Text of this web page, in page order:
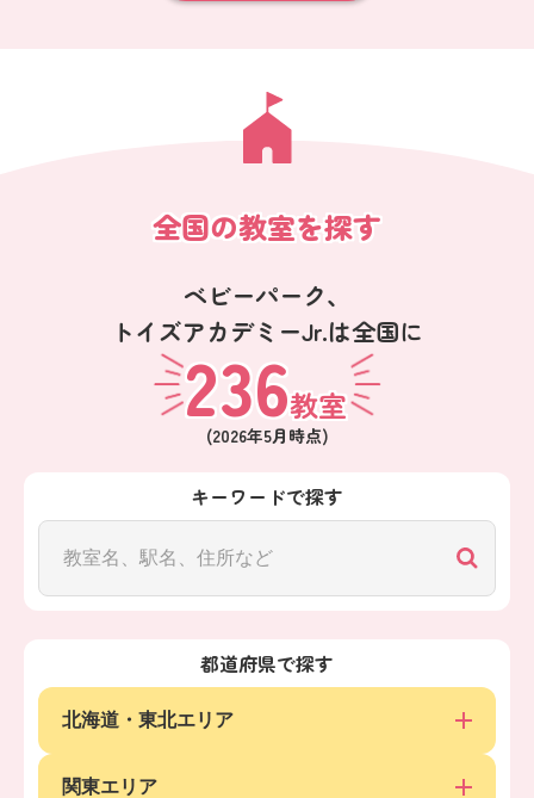
全国の教室を探す
ベビーパーク、
トイズアカデミーJr.は全国に
236教室
(2026年5月 時点)
キーワードで探す
都道府県で探す
北海道・東北エリア
関東エリア